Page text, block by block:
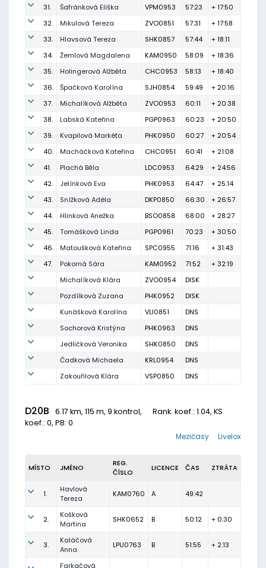
31. Šafránková Eliška VPM0953 57:23
+ 17:50
32.
Mikulová Tereza ZVO0851 57:31
+ 17:58
33.
Hlavsová Tereza SHK0857 57:44
+ 18:11
34.
Žemlová Magdalena KAM0950 58:09
+ 18:36
35.
Holingerová Alžběta CHC0953 58:13
+ 18:40
36.
Špačková Karolína SJH0854 59:49
+ 20:16
37.
Michalíková Alžběta ZVO0953 60:11
+ 20:38
38.
Labská Kateřina PGP0963 60:23
+ 20:50
39.
Kvapilová Markéta PHK0950 60:27
+ 20:54
40.
Macháčková Kateřina CHC0951 60:41
+ 21:08
41.
Plachá Běla LDC0953 64:29
+ 24:56
42.
Jelínková Eva PHK0953 64:47
+ 25:14
43.
Snížková Adéla DKP0850 66:30
+ 26:57
44.
Hlinková Anežka BSO0858 68:00
+ 28:27
45.
Tomášková Linda PGP0961 70:23
+ 30:50
46.
Matoušková Kateřina SPC0955 71:16
+ 31:43
47.
Pokorná Sára KAM0952 71:52
+ 32:19
Michalíková Klára
ZVO0954
DISK
Pozdílková Zuzana
PHK0952
DISK
Kunášková Karolína
VLI0851
DNS
Sochorová Kristýna
PHK0963
DNS
Jedličková Veronika
SHK0850
DNS
Čadková Michaela
KRL0954
DNS
Zakouřilová Klára
VSP0850 DNS
D20B 6.17 km, 115 m, 9 kontrol, Rank. koef.: 1.04, KS
koef.: 0, PB: 0
Livelox
Mezičasy
MÍSTO JMÉNO
REG.
ČÍSLO
LICENCE ČAS ZTRÁTA
1.
Havlová
Tereza
KAM0760 A 49:42
2.
Košková
Martina
SHK0652 B 50:12 + 0:30
3.
Kaláčová
Anna
LPU0763 B 51:55 + 2:13
Farkačová